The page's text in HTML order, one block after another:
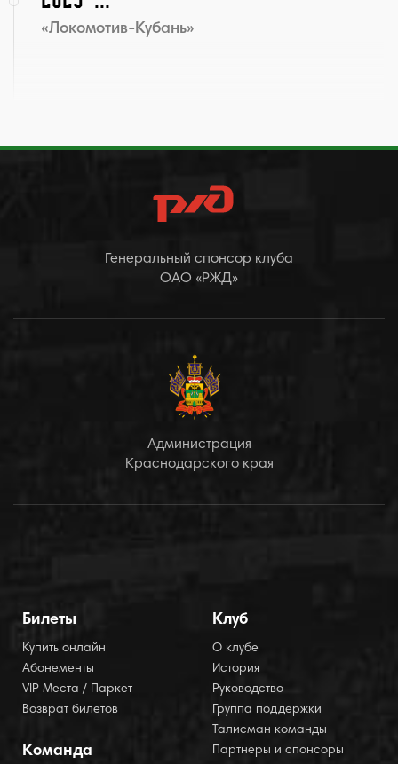
«Локомотив-Кубань»
Генеральный спонсор клуба
ОАО «РЖД»
Администрация
Краснодарского края
Билеты
Купить онлайн
Абонементы
VIP Места / Паркет
Возврат билетов
Команда
Клуб
О клубе
История
Руководство
Группа поддержки
Талисман команды
Партнеры и спонсоры